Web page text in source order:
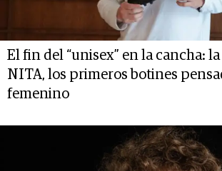
El fin del “unisex” en la cancha:
NITA, los primeros botines
femenino